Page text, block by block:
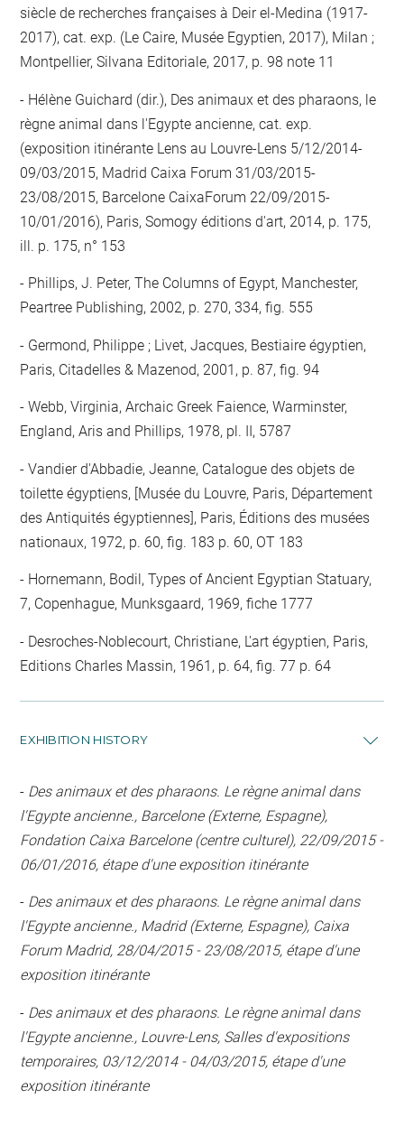
siècle de recherches françaises à Deir el-Medina (1917-
2017), cat. exp. (Le Caire, Musée Egyptien, 2017), Milan ;
Montpellier, Silvana Editoriale, 2017, p. 98 note 11
Hélène Guichard (dir.), Des animaux et des pharaons, le
règne animal dans l'Egypte ancienne, cat. exp.
(exposition itinérante Lens au Louvre-Lens 5/12/2014-
09/03/2015, Madrid Caixa Forum 31/03/2015-
23/08/2015, Barcelone CaixaForum 22/09/2015-
10/01/2016), Paris, Somogy éditions d'art, 2014, p. 175,
ill. p. 175, n° 153
Phillips, J. Peter, The Columns of Egypt, Manchester,
Peartree Publishing, 2002, p. 270, 334, fig. 555
Germond, Philippe ; Livet, Jacques, Bestiaire égyptien,
Paris, Citadelles & Mazenod, 2001, p. 87, fig. 94
Webb, Virginia, Archaic Greek Faience, Warminster,
England, Aris and Phillips, 1978, pl. II, 5787
Vandier d'Abbadie, Jeanne, Catalogue des objets de
toilette égyptiens, [Musée du Louvre, Paris, Département
des Antiquités égyptiennes], Paris, Éditions des musées
nationaux, 1972, p. 60, fig. 183 p. 60, OT 183
Hornemann, Bodil, Types of Ancient Egyptian Statuary,
7, Copenhague, Munksgaard, 1969, fiche 1777
Desroches-Noblecourt, Christiane, L'art égyptien, Paris,
Editions Charles Massin, 1961, p. 64, fig. 77 p. 64
EXHIBITION HISTORY
- Des animaux et des pharaons. Le règne animal dans
l'Egypte ancienne., Barcelone (Externe, Espagne),
Fondation Caixa Barcelone (centre culturel), 22/09/2015 -
06/01/2016, étape d'une exposition itinérante
- Des animaux et des pharaons. Le règne animal dans
l'Egypte ancienne., Madrid (Externe, Espagne), Caixa
Forum Madrid, 28/04/2015 - 23/08/2015, étape d'une
exposition itinérante
- Des animaux et des pharaons. Le règne animal dans
l'Egypte ancienne., Louvre-Lens, Salles d'expositions
temporaires, 03/12/2014 - 04/03/2015, étape d'une
exposition itinérante